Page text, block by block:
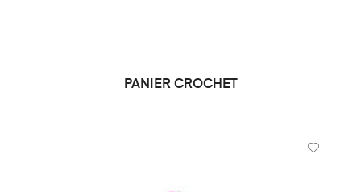
PANIER CROCHET